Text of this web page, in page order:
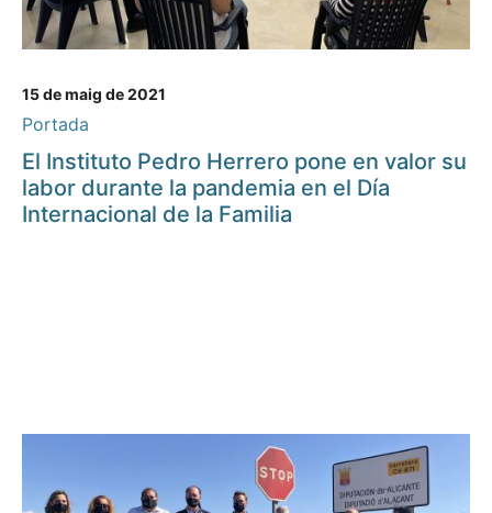
15 de maig de 2021
Portada
El Instituto Pedro Herrero pone en valor su
labor durante la pandemia en el Día
Internacional de la Familia